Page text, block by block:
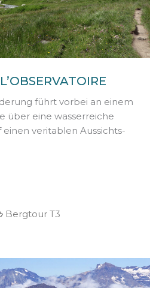
führt vorbei an einem
über eine wasserreiche
veritablen Aussichts-
Bergtour T3